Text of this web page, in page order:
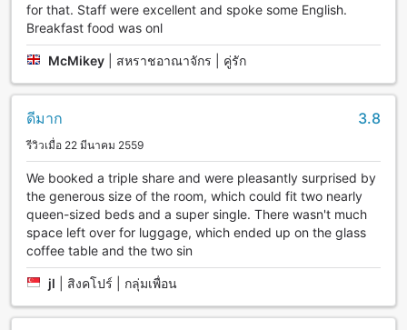
for that. Staff were excellent and spoke some English.
Breakfast food was onl
McMikey สหราชอาณาจักร | คู่รัก
ดีมาก 3.8
รีวิวเมื่อ 22 มีนาคม 2559
We booked a triple share and were pleasantly surprised by
the generous size of the room, which could fit two nearly
queen-sized beds and a super single. There wasn't much
space left over for luggage, which ended up on the glass
coffee table and the two sin
jl สิงคโปร์ | กลุ่มเพื่อน